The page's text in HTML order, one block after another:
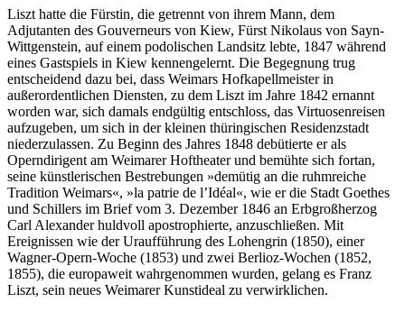
Liszt hatte die Fürstin, die getrennt von ihrem Mann, dem
Adjutanten des Gouverneurs von Kiew, Fürst Nikolaus von Sayn-
Wittgenstein, auf einem podolischen Landsitz lebte, 1847 während
eines Gastspiels in Kiew kennengelernt. Die Begegnung trug
entscheidend dazu bei, dass Weimars Hofkapellmeister in
außerordentlichen Diensten, zu dem Liszt im Jahre 1842 ernannt
worden war, sich damals endgültig entschloss, das Virtuosenreisen
aufzugeben, um sich in der kleinen thüringischen Residenzstadt
niederzulassen. Zu Beginn des Jahres 1848 debütierte er als
Operndirigent am Weimarer Hoftheater und bemühte sich fortan,
seine künstlerischen Bestrebungen »demütig an die ruhmreiche
Tradition Weimars«, »la patrie de l’Idéal«, wie er die Stadt Goethes
und Schillers im Brief vom 3. Dezember 1846 an Erbgroßherzog
Carl Alexander huldvoll apostrophierte, anzuschließen. Mit
Ereignissen wie der Uraufführung des Lohengrin (1850), einer
Wagner-Opern-Woche (1853) und zwei Berlioz-Wochen (1852,
1855), die europaweit wahrgenommen wurden, gelang es Franz
Liszt, sein neues Weimarer Kunstideal zu verwirklichen.